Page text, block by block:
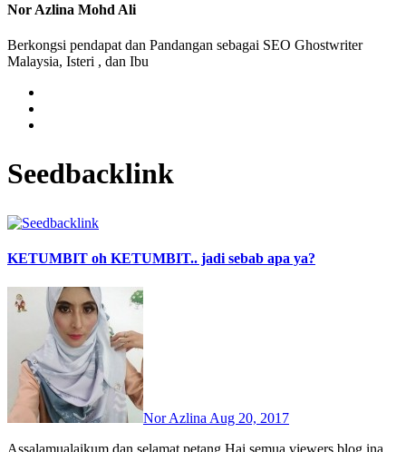
Nor Azlina Mohd Ali
Berkongsi pendapat dan Pandangan sebagai SEO Ghostwriter
Malaysia, Isteri , dan Ibu
Seedbacklink
KETUMBIT oh KETUMBIT.. jadi sebab apa ya?
Nor Azlina Aug 20, 2017
Assalamualaikum dan selamat petang.Hai semua viewers blog ina..